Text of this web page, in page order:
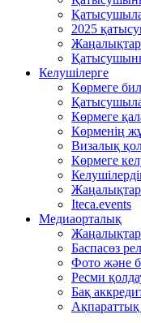
2025
Жаңалықтар
Келушілерге
Көрмеге
Көрмеге
Көрменің
Визалық
Көрмеге
Жаңалықтар
Iteca.events
Медиаорталық
Жаңалықтар
Баспасөз
Фото және
Ресми
Бақ